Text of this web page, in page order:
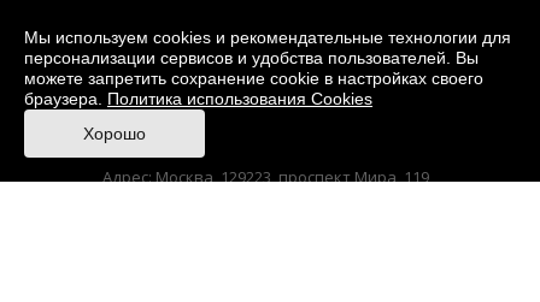
© 2026 Музей кино
При поддержке Министерства культуры РФ
Адрес: Москва, 129223, проспект Мира, 119,
Мы используем cookies и рекомендательные технологии для
персонализации сервисов и удобства пользователей. Вы
можете запретить сохранение cookie в настройках своего
браузера. Политика использования Cookies
Хорошо